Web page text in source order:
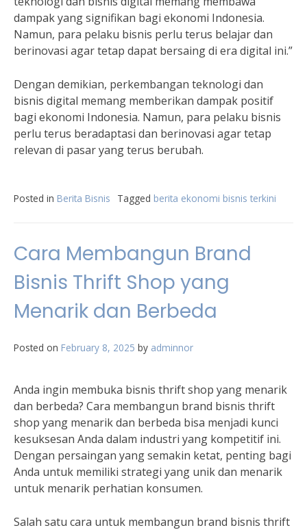
dampak yang signifikan bagi ekonomi Indonesia.
Namun, para pelaku bisnis perlu terus belajar dan
berinovasi agar tetap dapat bersaing di era digital ini.”
Dengan demikian, perkembangan teknologi dan
bisnis digital memang memberikan dampak positif
bagi ekonomi Indonesia. Namun, para pelaku bisnis
perlu terus beradaptasi dan berinovasi agar tetap
relevan di pasar yang terus berubah.
Posted in Berita Bisnis Tagged berita ekonomi bisnis terkini
Cara Membangun Brand
Bisnis Thrift Shop yang
Menarik dan Berbeda
Posted on February 8, 2025 by adminnor
Anda ingin membuka bisnis thrift shop yang menarik
dan berbeda? Cara membangun brand bisnis thrift
shop yang menarik dan berbeda bisa menjadi kunci
kesuksesan Anda dalam industri yang kompetitif ini.
Dengan persaingan yang semakin ketat, penting bagi
Anda untuk memiliki strategi yang unik dan menarik
untuk menarik perhatian konsumen.
Salah satu cara untuk membangun brand bisnis thrift